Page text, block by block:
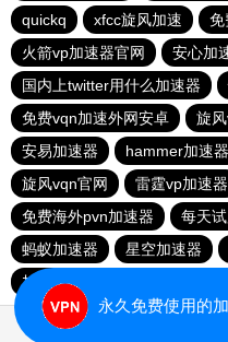
quickq
xfcc旋风加速 免
火箭vp加速器官网
安心加
国内上twitter用什么加速器
免费vqn加速外网安卓
旋
安易加速器
hammer加速器
旋风vqn官网
雷霆vp加速器
免费海外pvn加速器
每天
蚂蚁加速器
星空加速器
加速器试用两小时
永久免费使用的